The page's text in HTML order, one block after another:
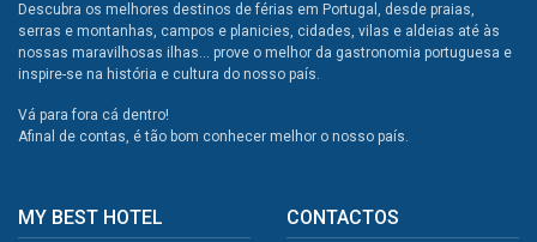
Descubra os melhores destinos de férias em Portugal, desde praias,
serras e montanhas, campos e planicies, cidades, vilas e aldeias até às
nossas maravilhosas ilhas... prove o melhor da gastronomia portuguesa e
inspire-se na história e cultura do nosso país.
Vá para fora cá dentro!
Afinal de contas, é tão bom conhecer melhor o nosso país.
MY BEST HOTEL CONTACTOS